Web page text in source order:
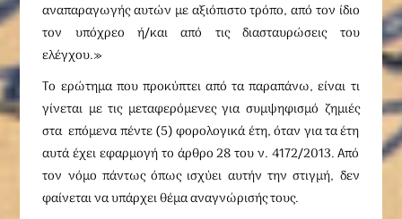
αναπαραγωγής αυτών με αξιόπιστο τρόπο, από τον ίδιο
τον υπόχρεο ή/και από τις διασταυρώσεις του
ελέγχου.»
Το ερώτημα που προκύπτει από τα παραπάνω, είναι τι
γίνεται με τις μεταφερόμενες για συμψηφισμό ζημιές
στα επόμενα πέντε (5) φορολογικά έτη, όταν για τα έτη
αυτά έχει εφαρμογή το άρθρο 28 του ν. 4172/2013. Από
τον νόμο πάντως όπως ισχύει αυτήν την στιγμή, δεν
φαίνεται να υπάρχει θέμα αναγνώρισής τους.